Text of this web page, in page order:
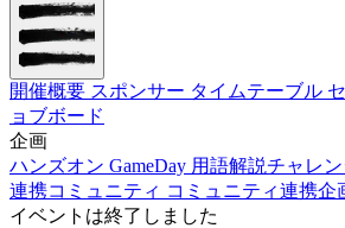
開催概要 スポンサー タイムテーブル
ョブボード
企画
ハンズオン GameDay 用語解説チャレ
連携コミュニティ コミュニティ連携企
イベントは終了しました